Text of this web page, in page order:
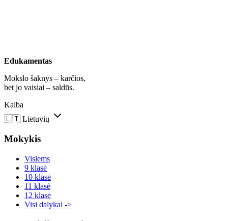
Edukamentas
Mokslo šaknys – karčios,
bet jo vaisiai – saldūs.
Kalba
🇱🇹 Lietuvių
Mokykis
Visiems
9 klasė
10 klasė
11 klasė
12 klasė
Visi dalykai ->